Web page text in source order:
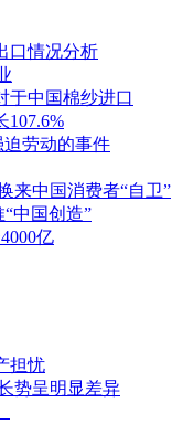
口情况分析
于中国棉纱进口
107.6%
劳动的事件
来中国消费者“自卫”
中国创造”
亿
担忧
势呈明显差异